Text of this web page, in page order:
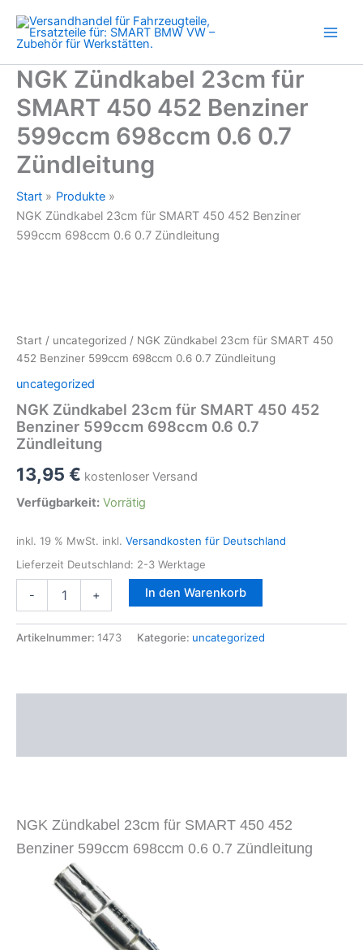
Inhalt
springen
NGK Zündkabel 23cm für
SMART 450 452 Benziner
599ccm 698ccm 0.6 0.7
Zündleitung
Start
Produkte
NGK Zündkabel 23cm für SMART 450 452 Benziner
599ccm 698ccm 0.6 0.7 Zündleitung
Start / uncategorized / NGK Zündkabel 23cm für SMART 450
452 Benziner 599ccm 698ccm 0.6 0.7 Zündleitung
uncategorized
NGK Zündkabel 23cm für SMART 450 452
Benziner 599ccm 698ccm 0.6 0.7
Zündleitung
13,95 € kostenloser Versand
Verfügbarkeit: Vorrätig
inkl. 19 % MwSt. inkl. Versandkosten für Deutschland
Lieferzeit Deutschland: 2-3 Werktage
-
Zündkabel
für
+ In den Warenkorb
Artikelnummer: 1473 Kategorie: uncategorized
NGK Zündkabel 23cm für SMART 450 452
Benziner 599ccm 698ccm 0.6 0.7 Zündleitung
452
Benziner
599ccm
698ccm
0.6
0.7
Zündleitung
Menge